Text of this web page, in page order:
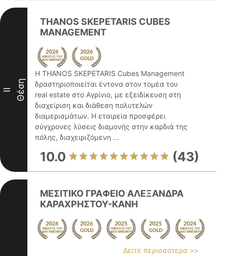
II Θέση
THANOS SKEPETARIS CUBES
MANAGEMENT
Η THANOS SKEPETARIS Cubes Management
δραστηριοποιείται έντονα στον τομέα του
real estate στο Αγρίνιο, με εξειδίκευση στη
διαχείριση και διάθεση πολυτελών
διαμερισμάτων. Η εταιρεία προσφέρει
σύγχρονες λύσεις διαμονής στην καρδιά της
πόλης, διαχειριζόμενη ...
10.0 (43)
ΜΕΣΙΤΙΚΟ ΓΡΑΦΕΙΟ ΑΛΕΞΑΝΔΡΑ
ΚΑΡΑΧΡΗΣΤΟΥ-ΚΑΝΗ
Δείτε περισσότερα >>